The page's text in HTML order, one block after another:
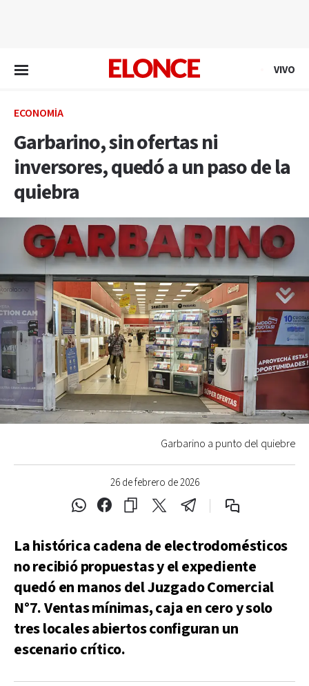
VIVO
ECONOMÍA
Garbarino, sin ofertas ni
inversores, quedó a un paso de la
quiebra
26 de febrero de 2026
Garbarino a punto del quiebre
La histórica cadena de electrodomésticos
no recibió propuestas y el expediente
quedó en manos del Juzgado Comercial
N°7. Ventas mínimas, caja en cero y solo
tres locales abiertos configuran un
escenario crítico.